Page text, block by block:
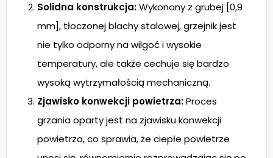
Solidna konstrukcja:Wykonany z grubej [0,9
mm], tłoczonej blachy stalowej, grzejnik jest
nie tylko odporny na wilgoć i wysokie
temperatury, ale także cechuje się bardzo
wysoką wytrzymałością mechaniczną.
Zjawisko konwekcji powietrza:Proces
grzania oparty jest na zjawisku konwekcji
powietrza, co sprawia, że ciepłe powietrze